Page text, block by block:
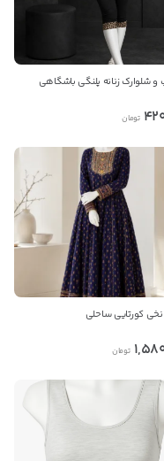
شلوارک زنانه پلنگی باشگاهی
تومان
نخی کورتایی ساحلی
تومان